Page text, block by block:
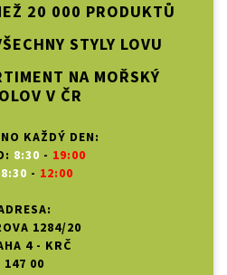
20 000 PRODUKTŮ
STYLY LOVU
NA MOŘSKÝ
V ČR
KAŽDÝ DEN:
8:30 - 19:00
8:30 - 12:00
1284/20
4 - KRČ
147 00